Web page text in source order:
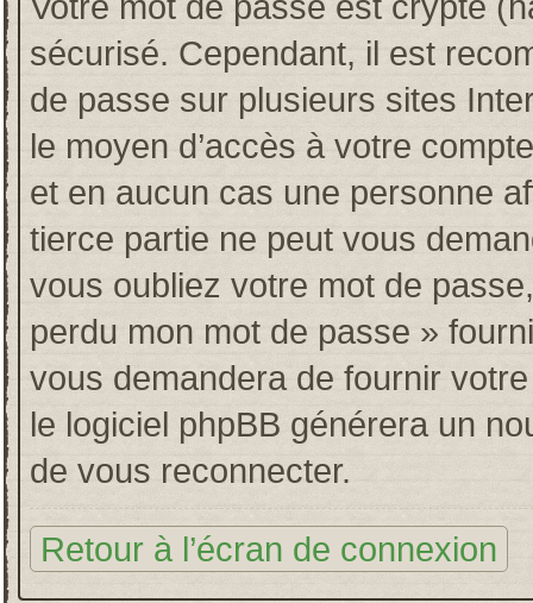
sécurisé. Cependant, il est
de passe sur plusieurs sites
le moyen d’accès à votre
et en aucun cas une personne
tierce partie ne peut vous
vous oubliez votre mot de
perdu mon mot de passe »
vous demandera de fournir
le logiciel phpBB générera un
de vous reconnecter.
Retour à l’écran de connexion